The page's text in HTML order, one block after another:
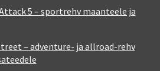
5 – sportrehv maanteele ja
– adventure- ja allroad-rehv